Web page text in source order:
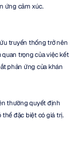
ứng cảm xúc.
truyền thống trở nên
trọng của việc kết
phản ứng của khán
thường quyết định
đặc biệt có giá trị.